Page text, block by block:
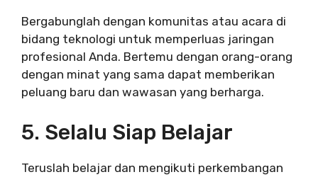
Bergabunglah dengan komunitas atau acara di
bidang teknologi untuk memperluas jaringan
profesional Anda. Bertemu dengan orang-orang
dengan minat yang sama dapat memberikan
peluang baru dan wawasan yang berharga.
5. Selalu Siap Belajar
Teruslah belajar dan mengikuti perkembangan